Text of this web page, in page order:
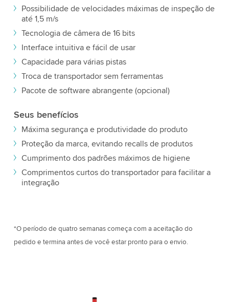
Possibilidade de velocidades máximas de inspeção de
até 1,5 m/s
Tecnologia de câmera de 16 bits
Interface intuitiva e fácil de usar
Capacidade para várias pistas
Troca de transportador sem ferramentas
Pacote de software abrangente (opcional)
Seus benefícios
Máxima segurança e produtividade do produto
Proteção da marca, evitando recalls de produtos
Cumprimento dos padrões máximos de higiene
Comprimentos curtos do transportador para facilitar a
integração
*O período de quatro semanas começa com a aceitação do
pedido e termina antes de você estar pronto para o envio.